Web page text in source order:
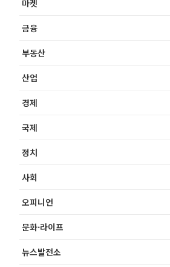
마켓
금융
부동산
산업
경제
국제
정치
사회
오피니언
문화·라이프
뉴스발전소